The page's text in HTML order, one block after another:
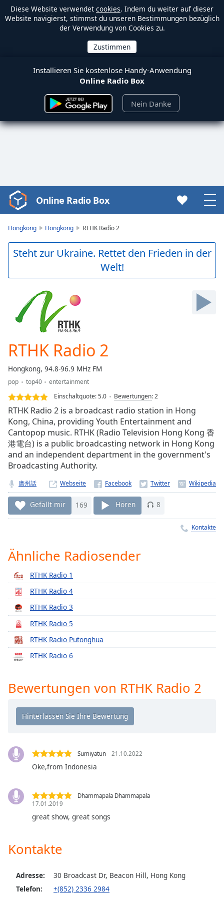
Diese Website verwendet cookies. Indem du weiter auf dieser
Website navigierst, stimmst du unseren Bestimmungen bezüglich
der Verwendung von Cookies zu.
Installieren Sie kostenlose Handy-Anwendung
Online Radio Box
Nein Danke
Video
Player
Play
Video
Skip
Forward
Mute
Loaded:
0.00%
Stream
Type LIVE
Seek to
live,
currently
behind
liveLIVE
Remaining
Time-
Playback
Rate
Chapters
Descriptions
descriptions
off,
selected
Subtitles
subtitles
subtitles
dialog
subtitles
selected
Picture-
in-
Fullscreen
window.
Online Radio Box
Hongkong Hongkong RTHK Radio 2
Steht zur Ukraine. Rettet den Frieden in der
Welt!
RTHK Radio 2
Hongkong, 94.8-96.9 MHz FM
pop top40
entertainment
Einschaltquote:5.0 Bewertungen:2
RTHK Radio 2 is a broadcast radio station in Hong
Kong, China, providing Youth Entertainment and
Cantopop music. RTHK (Radio Television Hong Kong 香
港電台) is a public broadcasting network in Hong Kong
and an independent department in the government's
Broadcasting Authority.
廣州話 Webseite
Gefällt mir 169 Hören 8
Kontakte
Ähnliche Radiosender
RTHK Radio 1
RTHK Radio 4
RTHK Radio 3
RTHK Radio 5
RTHK Radio Putonghua
RTHK Radio 6
Bewertungen von RTHK Radio 2
Sumiyatun 21.10.2022
Oke,from Indonesia
Dhammapala Dhammapala
17.01.2019
great show, great songs
Kontakte
Adresse:
30 Broadcast Dr, Beacon Hill, Hong Kong
Telefon:
+(852) 2336 2984